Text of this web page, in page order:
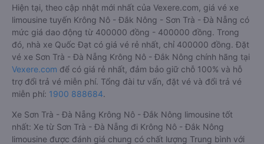
Hiện tại, theo cập nhật mới nhất của Vexere.com, giá vé xe
limousine tuyến Krông Nô - Đắk Nông - Sơn Trà - Đà Nẵng có
mức giá dao động từ 400000 đồng - 400000 đồng. Trong
đó, nhà xe Quốc Đạt có giá vé rẻ nhất, chỉ 400000 đồng. Đặt
vé xe Sơn Trà - Đà Nẵng Krông Nô - Đắk Nông chính hãng tại
Vexere.com để có giá rẻ nhất, đảm bảo giữ chỗ 100% và hỗ
trợ đổi trả vé miễn phí. Tổng đài tư vấn, đặt vé và đổi trả vé
miễn phí: 1900 888684.
Xe Sơn Trà - Đà Nẵng Krông Nô - Đắk Nông limousine tốt
nhất: Xe từ Sơn Trà - Đà Nẵng đi Krông Nô - Đắk Nông
limousine được đánh giá chung có chất lượng Trung bình với